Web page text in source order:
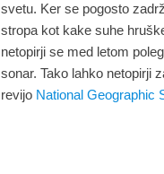
svetu. Ker se pogosto
stropa kot kake suhe
netopirji se med letom
sonar. Tako lahko netopirji
revijo National Geographic